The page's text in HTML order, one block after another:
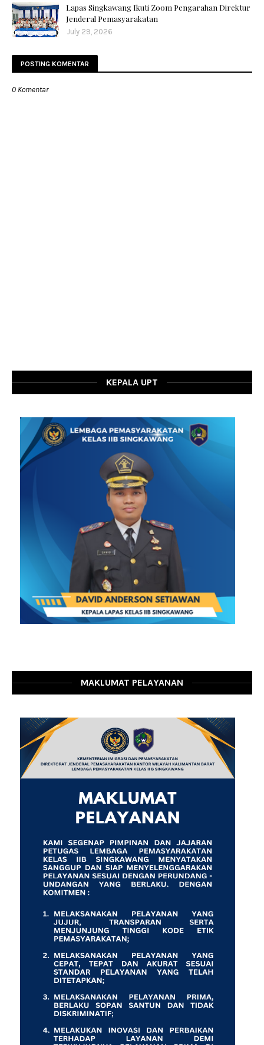
Lapas Singkawang Ikuti Zoom Pengarahan Direktur
Jenderal Pemasyarakatan
July 29, 2026
POSTING KOMENTAR
0 Komentar
KEPALA UPT
MAKLUMAT PELAYANAN